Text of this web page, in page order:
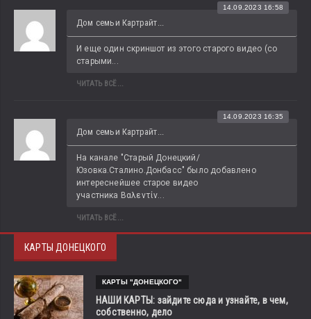
Дом семьи Картрайт...
14.09.2023 16:58
И еще один скриншот из этого старого видео (со
старыми...
ЧИТАТЬ ВСЁ...
Дом семьи Картрайт...
14.09.2023 16:35
На канале "Старый Донецкий/
Юзовка.Сталино.Донбасс" было добавлено
интереснейшее старое видео
участника Βαλεντίν...
ЧИТАТЬ ВСЁ...
КАРТЫ ДОНЕЦКОГО
КАРТЫ "ДОНЕЦКОГО"
НАШИ КАРТЫ: зайдите сюда и узнайте, в чем,
собственно, дело